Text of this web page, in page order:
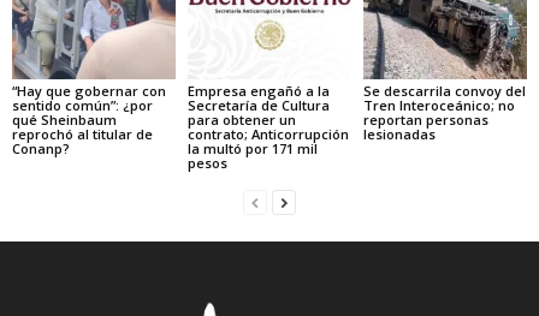
“Hay que gobernar con
sentido común”: ¿por
qué Sheinbaum
reprochó al titular de
Conanp?
Empresa engañó a la
Secretaría de Cultura
para obtener un
contrato; Anticorrupción
la multó por 171 mil
pesos
Se descarrila convoy del
Tren Interoceánico; no
reportan personas
lesionadas